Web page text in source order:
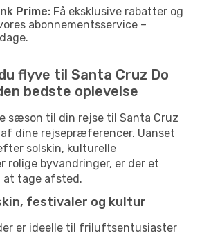
Prime: Få eksklusive rabatter og
abonnementsservice –
flyve til Santa Cruz Do
bedste oplevelse
sæson til din rejse til Santa Cruz
dine rejsepræferencer. Uanset
solskin, kulturelle
rolige byvandringer, er der et
tage afsted.
festivaler og kultur
er ideelle til friluftsentusiaster